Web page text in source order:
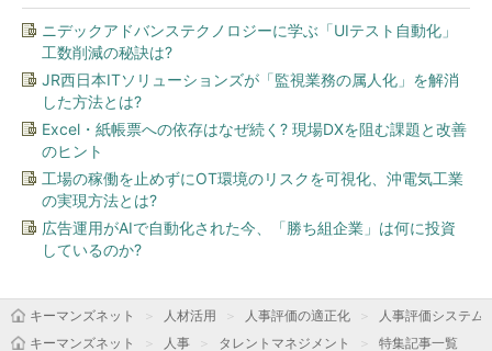
ニデックアドバンステクノロジーに学ぶ「UIテスト自動化」
工数削減の秘訣は?
JR西日本ITソリューションズが「監視業務の属人化」を解消
した方法とは?
Excel・紙帳票への依存はなぜ続く? 現場DXを阻む課題と改善
のヒント
工場の稼働を止めずにOT環境のリスクを可視化、沖電気工業
の実現方法とは?
広告運用がAIで自動化された今、「勝ち組企業」は何に投資
しているのか?
キーマンズネット 人材活用 人事評価の適正化
人事評価システム
キーマンズネット
人事 タレントマネジメント 特集記事一覧